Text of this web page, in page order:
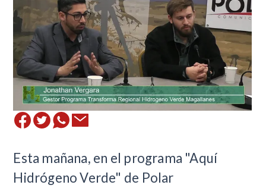
Esta mañana, en el programa "Aquí
Hidrógeno Verde" de Polar